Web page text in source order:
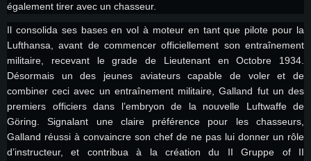
également tirer avec un chasseur.
Il consolida ses bases en vol à moteur en tant que pilote pour la
Lufthansa, avant de commencer officiellement son entraînement
militaire, recevant le grade de Lieutenant en Octobre 1934.
Désormais un des jeunes aviateurs capable de voler et de
combiner ceci avec un entraînement militaire, Galland fut un des
premiers officiers dans l’embryon de la nouvelle Luftwaffe de
Göring. Signalant une claire préférence pour les chasseurs,
Galland réussi à convaincre son chef de ne pas lui donner un rôle
d’instructeur, et contribua à la création du II Gruppe of II